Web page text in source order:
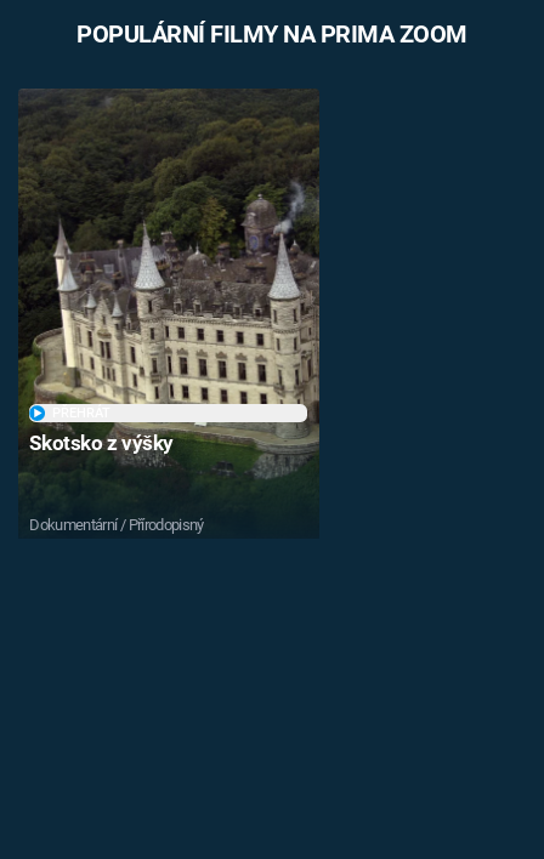
POPULÁRNÍ FILMY NA PRIMA ZOOM
Skotsko z výšky
Dokumentární / Přírodopisný